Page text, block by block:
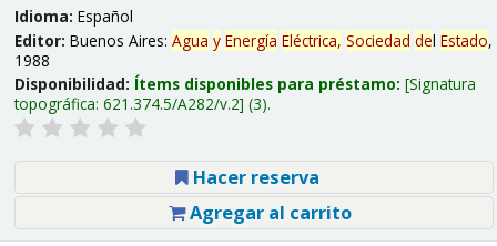
Idioma: Español
Editor: Buenos Aires: Agua y Energía Eléctrica, Sociedad del Estado,
1988
Disponibilidad: Ítems disponibles para préstamo: Signatura
topográfica: 621.374.5/A282/v.2 (3).
Hacer reserva
Agregar al carrito